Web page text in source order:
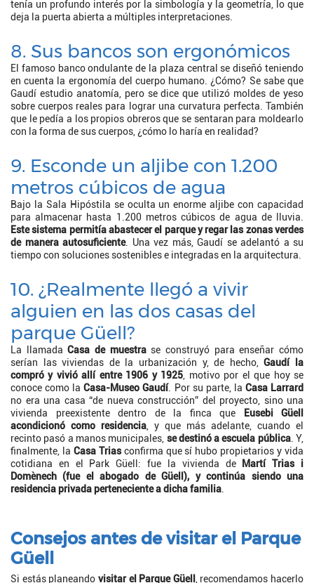
tenía un profundo interés por la simbología y la geometría, lo que
deja la puerta abierta a múltiples interpretaciones.
8. Sus bancos son ergonómicos
El famoso banco ondulante de la plaza central se diseñó teniendo
en cuenta la ergonomía del cuerpo humano. ¿Cómo? Se sabe que
Gaudí estudio anatomía, pero se dice que utilizó moldes de yeso
sobre cuerpos reales para lograr una curvatura perfecta. También
que le pedía a los propios obreros que se sentaran para moldearlo
con la forma de sus cuerpos, ¿cómo lo haría en realidad?
9. Esconde un aljibe con 1.200
metros cúbicos de agua
Bajo la Sala Hipóstila se oculta un enorme aljibe con capacidad
para almacenar hasta 1.200 metros cúbicos de agua de lluvia.
Este sistema permitía abastecer el parque y regar las zonas verdes
de manera autosuficiente. Una vez más, Gaudí se adelantó a su
tiempo con soluciones sostenibles e integradas en la arquitectura.
10. ¿Realmente llegó a vivir
alguien en las dos casas del
parque Güell?
La llamadaCasa de muestrase construyó para enseñar cómo
serían las viviendas de la urbanización y, de hecho,Gaudí la
compró y vivió allí entre 1906 y 1925 , motivo por el que hoy se
conoce como laCasa-Museo Gaudí. Por su parte, la Casa Larrard
no era una casa “de nueva construcción” del proyecto, sino una
vivienda preexistente dentro de la finca que
Eusebi Güell
acondicionó como residencia , y que más adelante, cuando el
recinto pasó a manos municipales, se destinó a escuela pública. Y,
finalmente, la Casa Triasconfirma que sí hubo propietarios y vida
cotidiana en el Park Güell: fue la vivienda de
Martí Trias i
Domènech (fue el abogado de Güell), y continúa siendo una
residencia privada perteneciente a dicha familia
Consejos antes de visitar el Parque
Güell
Si estás planeando visitar el Parque Güell
, recomendamos hacerlo